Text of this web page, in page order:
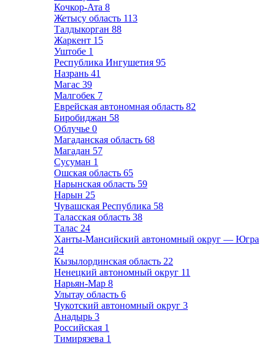
Кочкор-Ата 8
Жетысу область 113
Талдыкорган 88
Жаркент 15
Уштобе 1
Республика Ингушетия 95
Назрань 41
Магас 39
Малгобек 7
Еврейская автономная область 82
Биробиджан 58
Облучье 0
Магаданская область 68
Магадан 57
Сусуман 1
Ошская область 65
Нарынская область 59
Нарын 25
Чувашская Республика 58
Таласская область 38
Талас 24
Ханты-Мансийский автономный округ — Югра
24
Кызылординская область 22
Ненецкий автономный округ 11
Нарьян-Мар 8
Улытау область 6
Чукотский автономный округ 3
Анадырь 3
Российская 1
Тимирязева 1